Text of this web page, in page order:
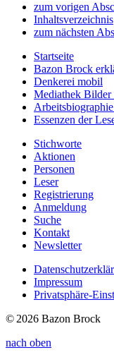
zum vorigen
Inhaltsverzeichnis
zum nächsten
Startseite
Bazon Brock
Denkerei mobil
Mediathek Bilder
Arbeitsbiographie
Essenzen der
Stichworte
Aktionen
Personen
Leser
Registrierung
Anmeldung
Suche
Kontakt
Newsletter
Impressum
Privatsphäre-
© 2026 Bazon Brock
nach oben